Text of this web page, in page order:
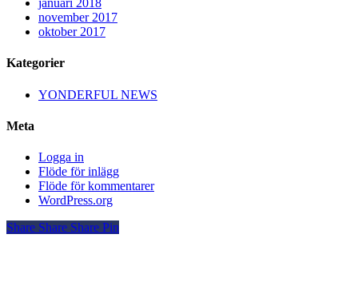
januari 2018
november 2017
oktober 2017
Kategorier
YONDERFUL NEWS
Meta
Logga in
Flöde för inlägg
Flöde för kommentarer
WordPress.org
Share Share Share Pin